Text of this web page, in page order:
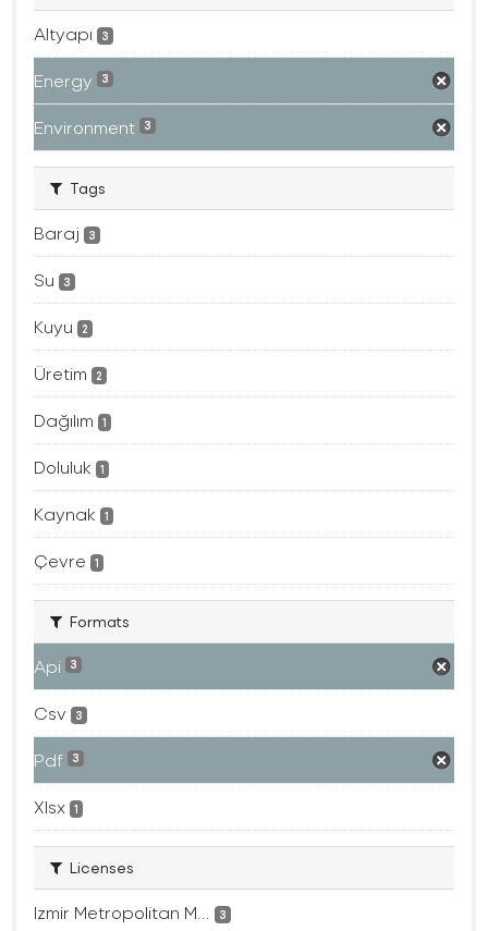
Altyapı 3
Energy 3
Environment 3
Tags
Baraj 3
Su 3
Kuyu 2
Üretim 2
Dağılım 1
Doluluk 1
Kaynak 1
Çevre 1
Formats
Api 3
Csv 3
Pdf 3
Xlsx 1
Licenses
Izmir Metropolitan M... 3